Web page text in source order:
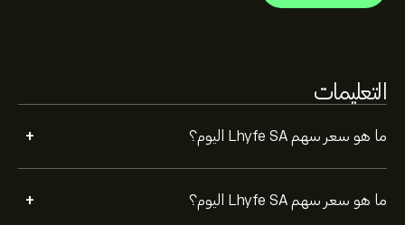
التعليمات
ما هو سعر سهم Lhyfe SA اليوم؟ +
ما هو سعر سهم Lhyfe SA اليوم؟ +